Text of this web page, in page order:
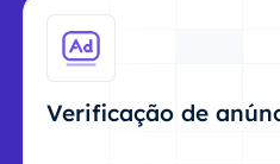
Verificação de